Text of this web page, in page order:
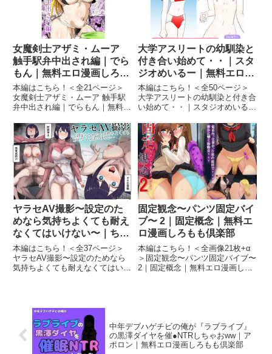
女魔剣士アザミ・ムーア
触手駅弁中出され編｜でら
もん｜無料エロ漫画しろも
も倶楽部
本編はこちら！＜全21ページ＞
女魔剣士アザミ・ムーア 触手駅
弁中出され編｜でらもん｜無料エ
ザミ・ムーア 触手駅弁中出され
編 画像1女魔剣士アザミ・ムーア
触手駅弁中出され編 画像2女魔剣
士アザミ・ムーア 触手駅...
大学アスリートの幼馴染と
付き合い始めて・・｜スタ
ジオめいるー｜無料エロ漫
画しろもも倶楽部
本編はこちら！＜全50ページ＞
大学アスリートの幼馴染と付き合
い始めて・・｜スタジオめいるー
学アスリートの幼馴染と付き合い
始めて・・ 画像1大学アスリート
の幼馴染と付き合い始めて・・
画像2大学アスリートの幼馴染...
ヤラセAV撮影〜設定のた
めなら気持ちよくても耐え
なくてはいけない〜｜ちゃ
るちゃろ｜無料エロ漫画し
ろもも倶楽部
本編はこちら！＜全37ページ＞
ヤラセAV撮影〜設定のためなら
気持ちよくても耐えなくてはいけ
も耐えなくてはいけない〜 画像1
ヤラセAV撮影〜設定のためな...
固定観念〜パンツ固定バイ
ブ〜 2｜固定概念｜無料エ
ロ漫画しろもも倶楽部
本編はこちら！＜全画像21枚+α
＞固定観念〜パンツ固定バイブ〜
2｜固定概念｜無料エロ漫画しろ
中年デブハゲチビの俺が『ラブライブ』
の黒澤ダイヤを催●NTRしちゃおww｜ア
ポロン｜無料エロ漫画しろもも倶楽部